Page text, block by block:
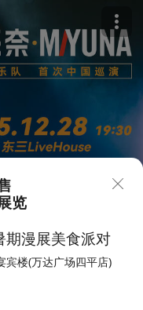
场（取
23人想去
览
期漫展美食派对
宾楼(万达广场四平店)